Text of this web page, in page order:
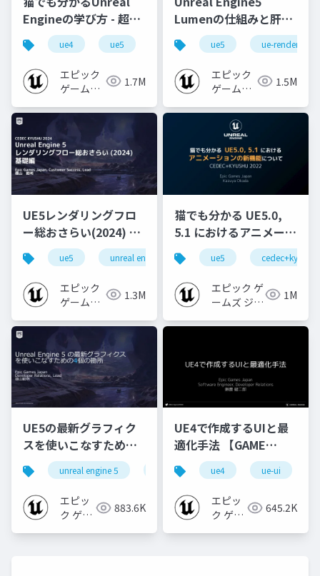
Engineの学び方 - 超初
心者向け編 - 2023 v1.0
ue4 ue5 ue-beginner
エピック
ゲームズ
1.7M
Lumenの仕組みと肝心
なところ
ue5 ue-rendering
エピック
ゲームズ
1.5M
UE5レンダリングフロ
ー総おさらい(2024) 基
礎編！
[CEDEC+KYUSHU
2024]
ue5 unreal engine ue-rendering
エピック
ゲームズ
1.3M
猫でも分かる UE5.0,
5.1 におけるアニメーシ
ョンの新機能について
【CEDEC+KYUSHU
2022】
ue5 cedec+kyushu
エピック ゲ
ームズ ジャ
1M
UE5の最新グラフィク
スを使いこなすための4
個の勘所
[CEDEC+KYUSHU
2023]
unreal engine 5 cedec cedec+kyushu
エピッ
ク ゲー
883.6K
UE4で作成するUIと最
適化手法 【GAME
CREATORS
CONFERENCE '20】
ue4 ue-ui
エピッ
ク ゲー
645.2K